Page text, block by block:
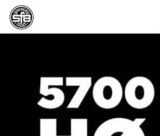
Skip header
SfB Oure FA